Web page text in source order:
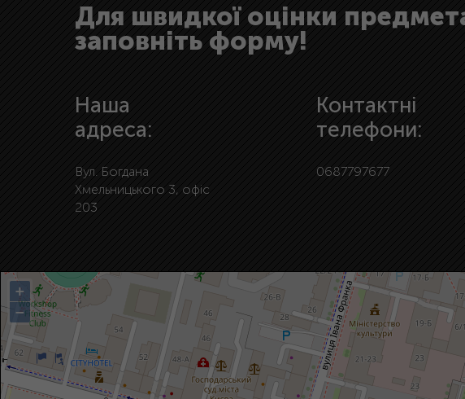
Для швидкої оцінки
заповніть форму!
Наша
адреса:
Вул. Богдана
Хмельницького 3, офіс
203
Контактні
телефони:
0687797677
+
−